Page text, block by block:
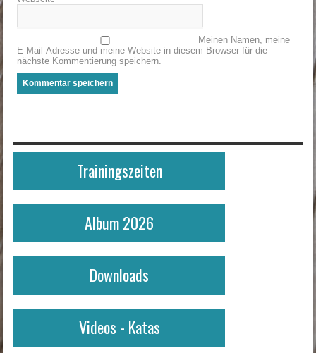
Meinen Namen, meine
E-Mail-Adresse und meine Website in diesem Browser für die
nächste Kommentierung speichern.
Trainingszeiten
Album 2026
Downloads
Videos - Katas